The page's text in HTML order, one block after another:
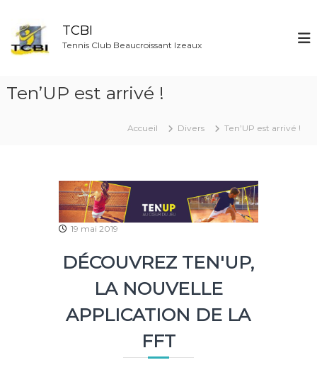
TCBI
Tennis Club Beaucroissant Izeaux
Ten’UP est arrivé !
Accueil Divers Ten’UP est arrivé !
19 mai 2019
DÉCOUVREZ TEN'UP,
LA NOUVELLE
APPLICATION DE LA
FFT